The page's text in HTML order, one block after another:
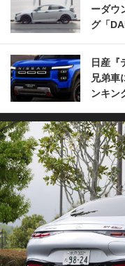
ーダウ
グ「
日産『
兄弟車
ンキン